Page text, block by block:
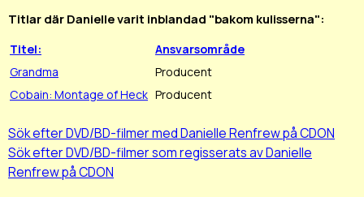
Titlar där Danielle varit inblandad "bakom kulisserna":
Titel:
Ansvarsområde
Grandma
Producent
Cobain: Montage of Heck Producent
Sök efter DVD/BD-filmer med Danielle Renfrew på CDON
Sök efter DVD/BD-filmer som regisserats av Danielle
Renfrew på CDON